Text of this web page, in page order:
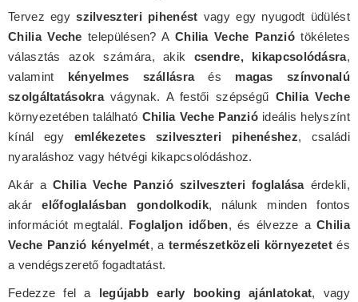
Tervez egyszilveszteri pihenést vagy egy nyugodt üdülést
Chilia Veche településen? A Chilia Veche Panziótökéletes
választás azok számára, akik csendre, kikapcsolódásra,
valamint
kényelmes szállásraés magas színvonalú
szolgáltatásokravágynak. A festői szépségű Chilia Veche
környezetében található Chilia Veche Panzió ideális helyszínt
kínál egy emlékezetes szilveszteri pihenéshez, családi
nyaraláshoz vagy hétvégi kikapcsolódáshoz.
Akár aChilia Veche Panzió szilveszteri foglalásaérdekli,
akárelőfoglalásban gondolkodik, nálunk minden fontos
információt megtalál.
Foglaljon időben, és élvezze aChilia
Veche Panzió kényelmét, a természetközeli környezetet és
a vendégszerető fogadtatást.
Fedezze fel a legújabb early booking ajánlatokat, vagy